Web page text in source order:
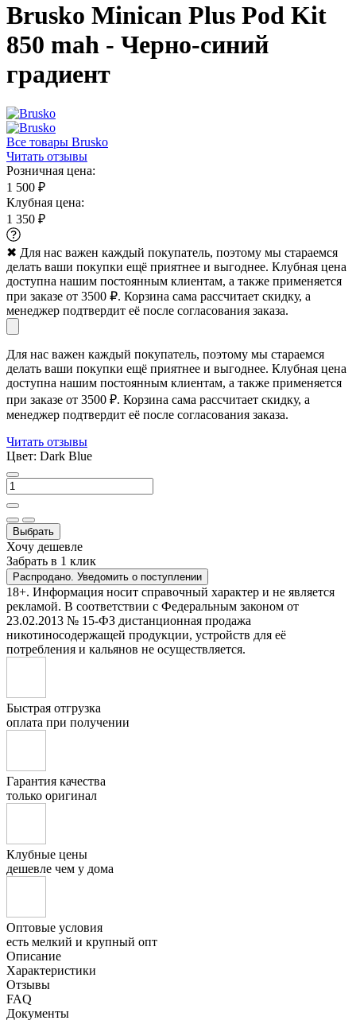
Brusko Minican Plus Pod Kit
850 mah - Черно-синий
градиент
Все товары Brusko
Читать отзывы
Розничная цена:
1 500 ₽
Клубная цена:
1 350 ₽
✖ Для нас важен каждый покупатель, поэтому мы стараемся
делать ваши покупки ещё приятнее и выгоднее. Клубная цена
доступна нашим постоянным клиентам, а также применяется
при заказе от 3500 ₽. Корзина сама рассчитает скидку, а
менеджер подтвердит её после согласования заказа.
Для нас важен каждый покупатель, поэтому мы стараемся
делать ваши покупки ещё приятнее и выгоднее. Клубная цена
доступна нашим постоянным клиентам, а также применяется
при заказе от 3500 ₽. Корзина сама рассчитает скидку, а
менеджер подтвердит её после согласования заказа.
Читать отзывы
Цвет: Dark Blue
Выбрать
Хочу дешевле
Забрать в 1 клик
Распродано. Уведомить о поступлении
18+. Информация носит справочный характер и не является
рекламой. В соответствии с Федеральным законом от
23.02.2013 № 15-ФЗ дистанционная продажа
никотиносодержащей продукции, устройств для её
потребления и кальянов не осуществляется.
Быстрая отгрузка
оплата при получении
Гарантия качества
только оригинал
Клубные цены
дешевле чем у дома
Оптовые условия
есть мелкий и крупный опт
Описание
Характеристики
Отзывы
FAQ
Документы